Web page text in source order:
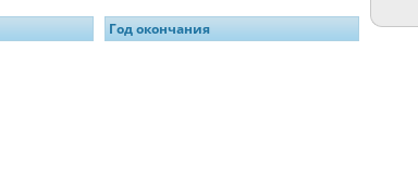
Год окончания